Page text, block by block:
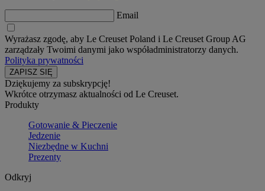
Email
Wyrażasz zgodę, aby Le Creuset Poland i Le Creuset Group AG
zarządzały Twoimi danymi jako współadministratorzy danych.
Polityka prywatności
Dziękujemy za subskrypcję!
Wkrótce otrzymasz aktualności od Le Creuset.
Produkty
Gotowanie & Pieczenie
Jedzenie
Niezbędne w Kuchni
Prezenty
Odkryj